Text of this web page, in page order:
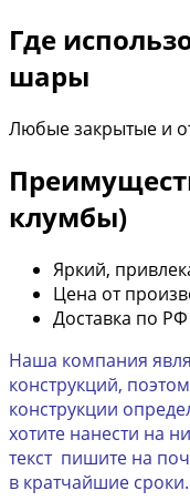
Где
шары
Любые закрытые и
клумбы)
Яркий,
Цена от
Доставка по РФ
Наша компания
конструкций,
конструкции
хотите нанести на
текст пишите на
в кратчайшие сроки.